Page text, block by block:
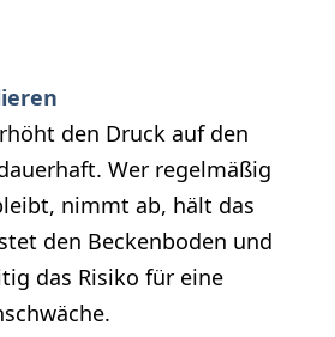
den Druck auf den
Wer regelmäßig
nimmt ab, hält das
den Beckenboden und
das Risiko für eine